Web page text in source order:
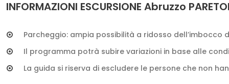
INFORMAZIONI ESCURSIONE Abruzzo
Parcheggio: ampia possibilità a ridosso dell’imbocco
Il programma potrà subire variazioni in base alle
La guida si riserva di escludere le persone che non